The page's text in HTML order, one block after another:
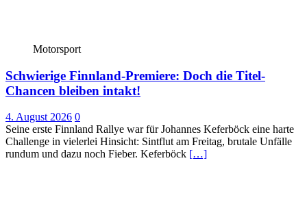
Motorsport
Schwierige Finnland-Premiere: Doch die Titel-
Chancen bleiben intakt!
4. August 2026 0
Seine erste Finnland Rallye war für Johannes Keferböck eine harte
Challenge in vielerlei Hinsicht: Sintflut am Freitag, brutale Unfälle
rundum und dazu noch Fieber. Keferböck […]